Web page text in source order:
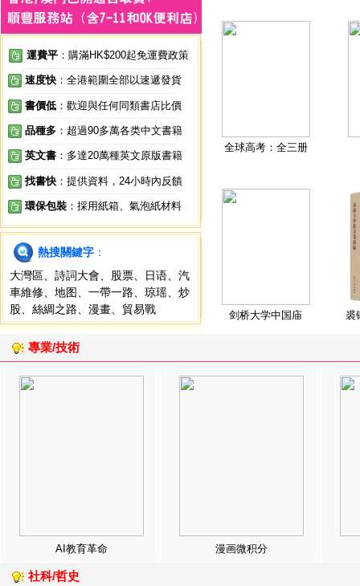
運費平 ：購滿HK$200起免運費政策
速度快 ：全港範圍全部以速遞發貨
書價低 ：歡迎與任何同類書店比價
品種多 ：超過90多萬各类中文書籍
英文書 ：多達20萬種英文原版書籍
找書快 ：提供資料，24小時內反饋
環保包裝 ：採用紙箱、氣泡紙材料
熱搜關鍵字 ：
大灣區
詩詞大會 股票 日语
汽
車維修
地图 一帶一路 琼瑶
炒
股
絲綢之路 漫畫 貿易戰
全球高考：全三册
剑桥大学中国庙 裘
專業/技術
AI教育革命 漫画微积分
社科/哲史